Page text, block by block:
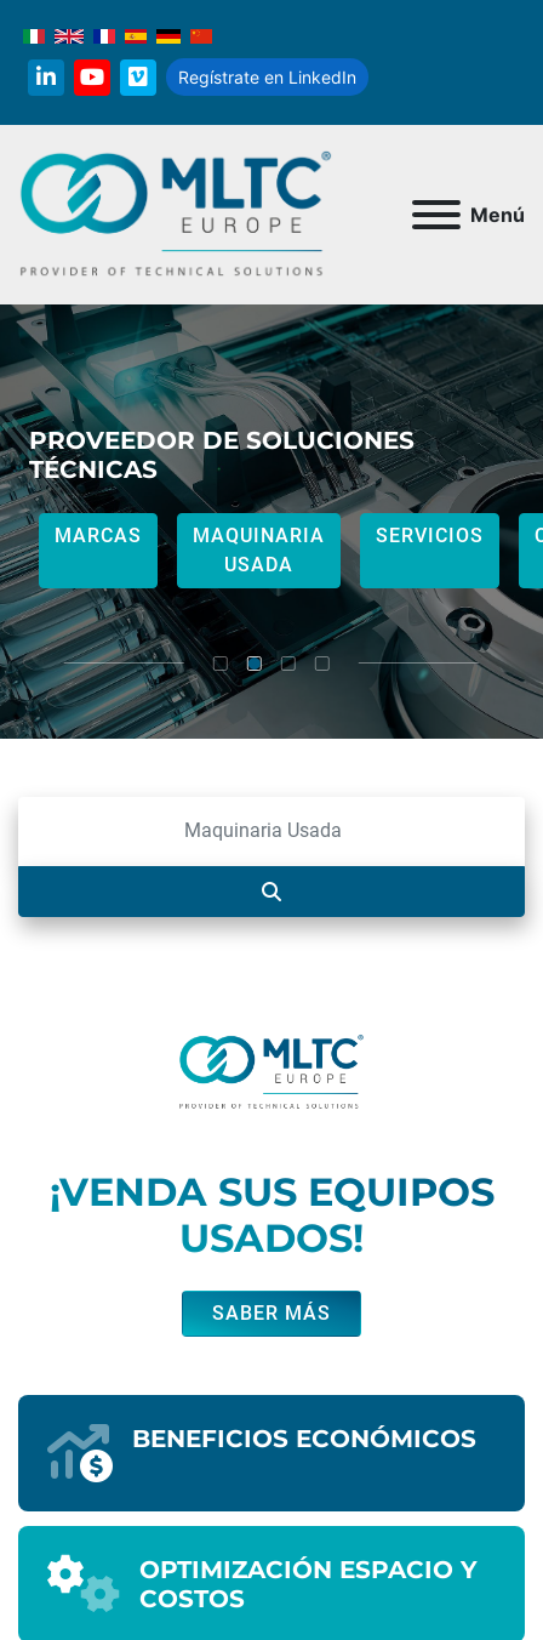
linkedinyoutube
vimeo
Regístrate en LinkedIn
Menú
PROVEEDOR DE SOLUCIONES
TÉCNICAS
MARCAS
MAQUINARIA
USADA
SERVICIOS
¡VENDA SUS EQUIPOS
USADOS!
SABER MÁS
BENEFICIOS ECONÓMICOS
OPTIMIZACIÓN ESPACIO Y
COSTOS